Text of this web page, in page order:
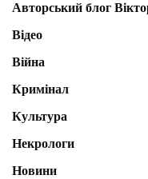
Авторський блог
Відео
Війна
Кримінал
Культура
Некрологи
Новини